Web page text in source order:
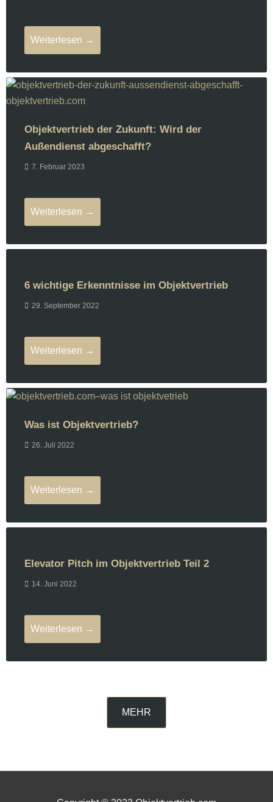
Weiterlesen →
Objektvertrieb der Zukunft: Wird der
Außendienst abgeschafft?
7. Februar 2023
Weiterlesen →
6 wichtige Erkenntnisse im Objektvertrieb
29. September 2022
Weiterlesen →
Was ist Objektvertrieb?
26. Juli 2022
Weiterlesen →
Elevator Pitch im Objektvertrieb Teil 2
14. Juni 2022
Weiterlesen →
MEHR